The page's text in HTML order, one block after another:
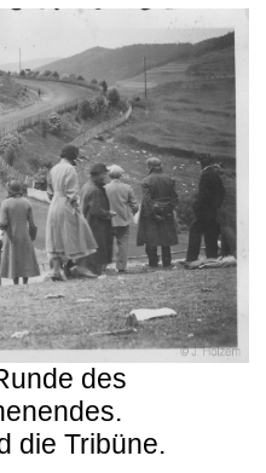
des
die Tribüne.